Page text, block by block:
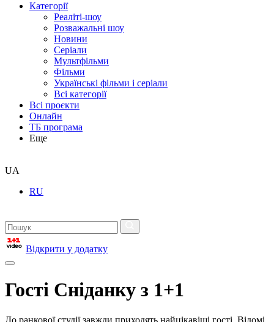
Категорії
Реаліті-шоу
Розважальні шоу
Новини
Серіали
Мультфільми
Фільми
Українські фільми і серіали
Всі категорії
Всі проєкти
Онлайн
ТБ програма
Еще
UA
RU
Відкрити у додатку
Гості Сніданку з 1+1
До ранкової студії завжди приходять найцікавіші гості. Відомі